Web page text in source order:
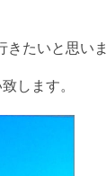
きたいと思いま
します。